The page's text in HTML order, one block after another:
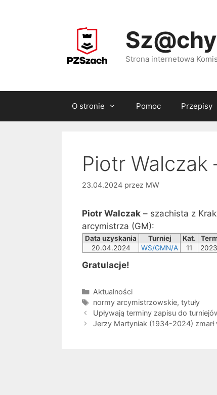
Strona internetowa
O stronie Pomoc Przepisy
Piotr Walczak
23.04.2024 przez MW
Piotr Walczak – szachista z
arcymistrza (GM):
Data uzyskania Turniej Kat.
20.04.2024
WS/GMN/A 11
Gratulacje!
Kategorie
Aktualności
Tagi
normy arcymistrzowskie, tytuły
Upływają terminy zapisu do
Jerzy Martyniak (1934-2024) zmarł